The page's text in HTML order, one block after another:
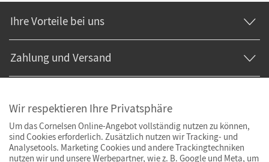
Ihre Vorteile bei uns
Zahlung und Versand
Wir respektieren Ihre Privatsphäre
Um das Cornelsen Online-Angebot vollständig nutzen zu können,
sind Cookies erforderlich. Zusätzlich nutzen wir Tracking- und
Analysetools. Marketing Cookies und andere Trackingtechniken
nutzen wir und unsere Werbepartner, wie z. B. Google und Meta, um